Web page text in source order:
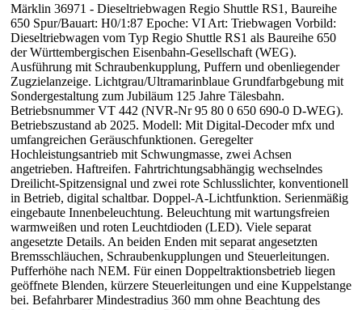
Märklin 36971 - Dieseltriebwagen Regio Shuttle RS1, Baureihe
650 Spur/Bauart: H0/1:87 Epoche: VI Art: Triebwagen Vorbild:
Dieseltriebwagen vom Typ Regio Shuttle RS1 als Baureihe 650
der Württembergischen Eisenbahn-Gesellschaft (WEG).
Ausführung mit Schraubenkupplung, Puffern und obenliegender
Zugzielanzeige. Lichtgrau/Ultramarinblaue Grundfarbgebung mit
Sondergestaltung zum Jubiläum 125 Jahre Tälesbahn.
Betriebsnummer VT 442 (NVR-Nr 95 80 0 650 690-0 D-WEG).
Betriebszustand ab 2025. Modell: Mit Digital-Decoder mfx und
umfangreichen Geräuschfunktionen. Geregelter
Hochleistungsantrieb mit Schwungmasse, zwei Achsen
angetrieben. Haftreifen. Fahrtrichtungsabhängig wechselndes
Dreilicht-Spitzensignal und zwei rote Schlusslichter, konventionell
in Betrieb, digital schaltbar. Doppel-A-Lichtfunktion. Serienmäßig
eingebaute Innenbeleuchtung. Beleuchtung mit wartungsfreien
warmweißen und roten Leuchtdioden (LED). Viele separat
angesetzte Details. An beiden Enden mit separat angesetzten
Bremsschläuchen, Schraubenkupplungen und Steuerleitungen.
Pufferhöhe nach NEM. Für einen Doppeltraktionsbetrieb liegen
geöffnete Blenden, kürzere Steuerleitungen und eine Kuppelstange
bei. Befahrbarer Mindestradius 360 mm ohne Beachtung des